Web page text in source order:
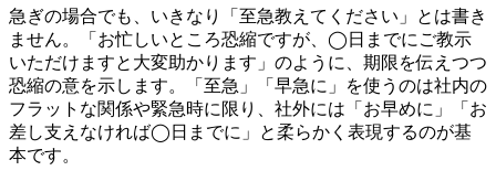
急ぎの場合でも、いきなり「至急教えてください」とは書き
ません。「お忙しいところ恐縮ですが、◯日までにご教示
いただけますと大変助かります」のように、期限を伝えつつ
恐縮の意を示します。「至急」「早急に」を使うのは社内の
フラットな関係や緊急時に限り、社外には「お早めに」「お
差し支えなければ◯日までに」と柔らかく表現するのが基
本です。